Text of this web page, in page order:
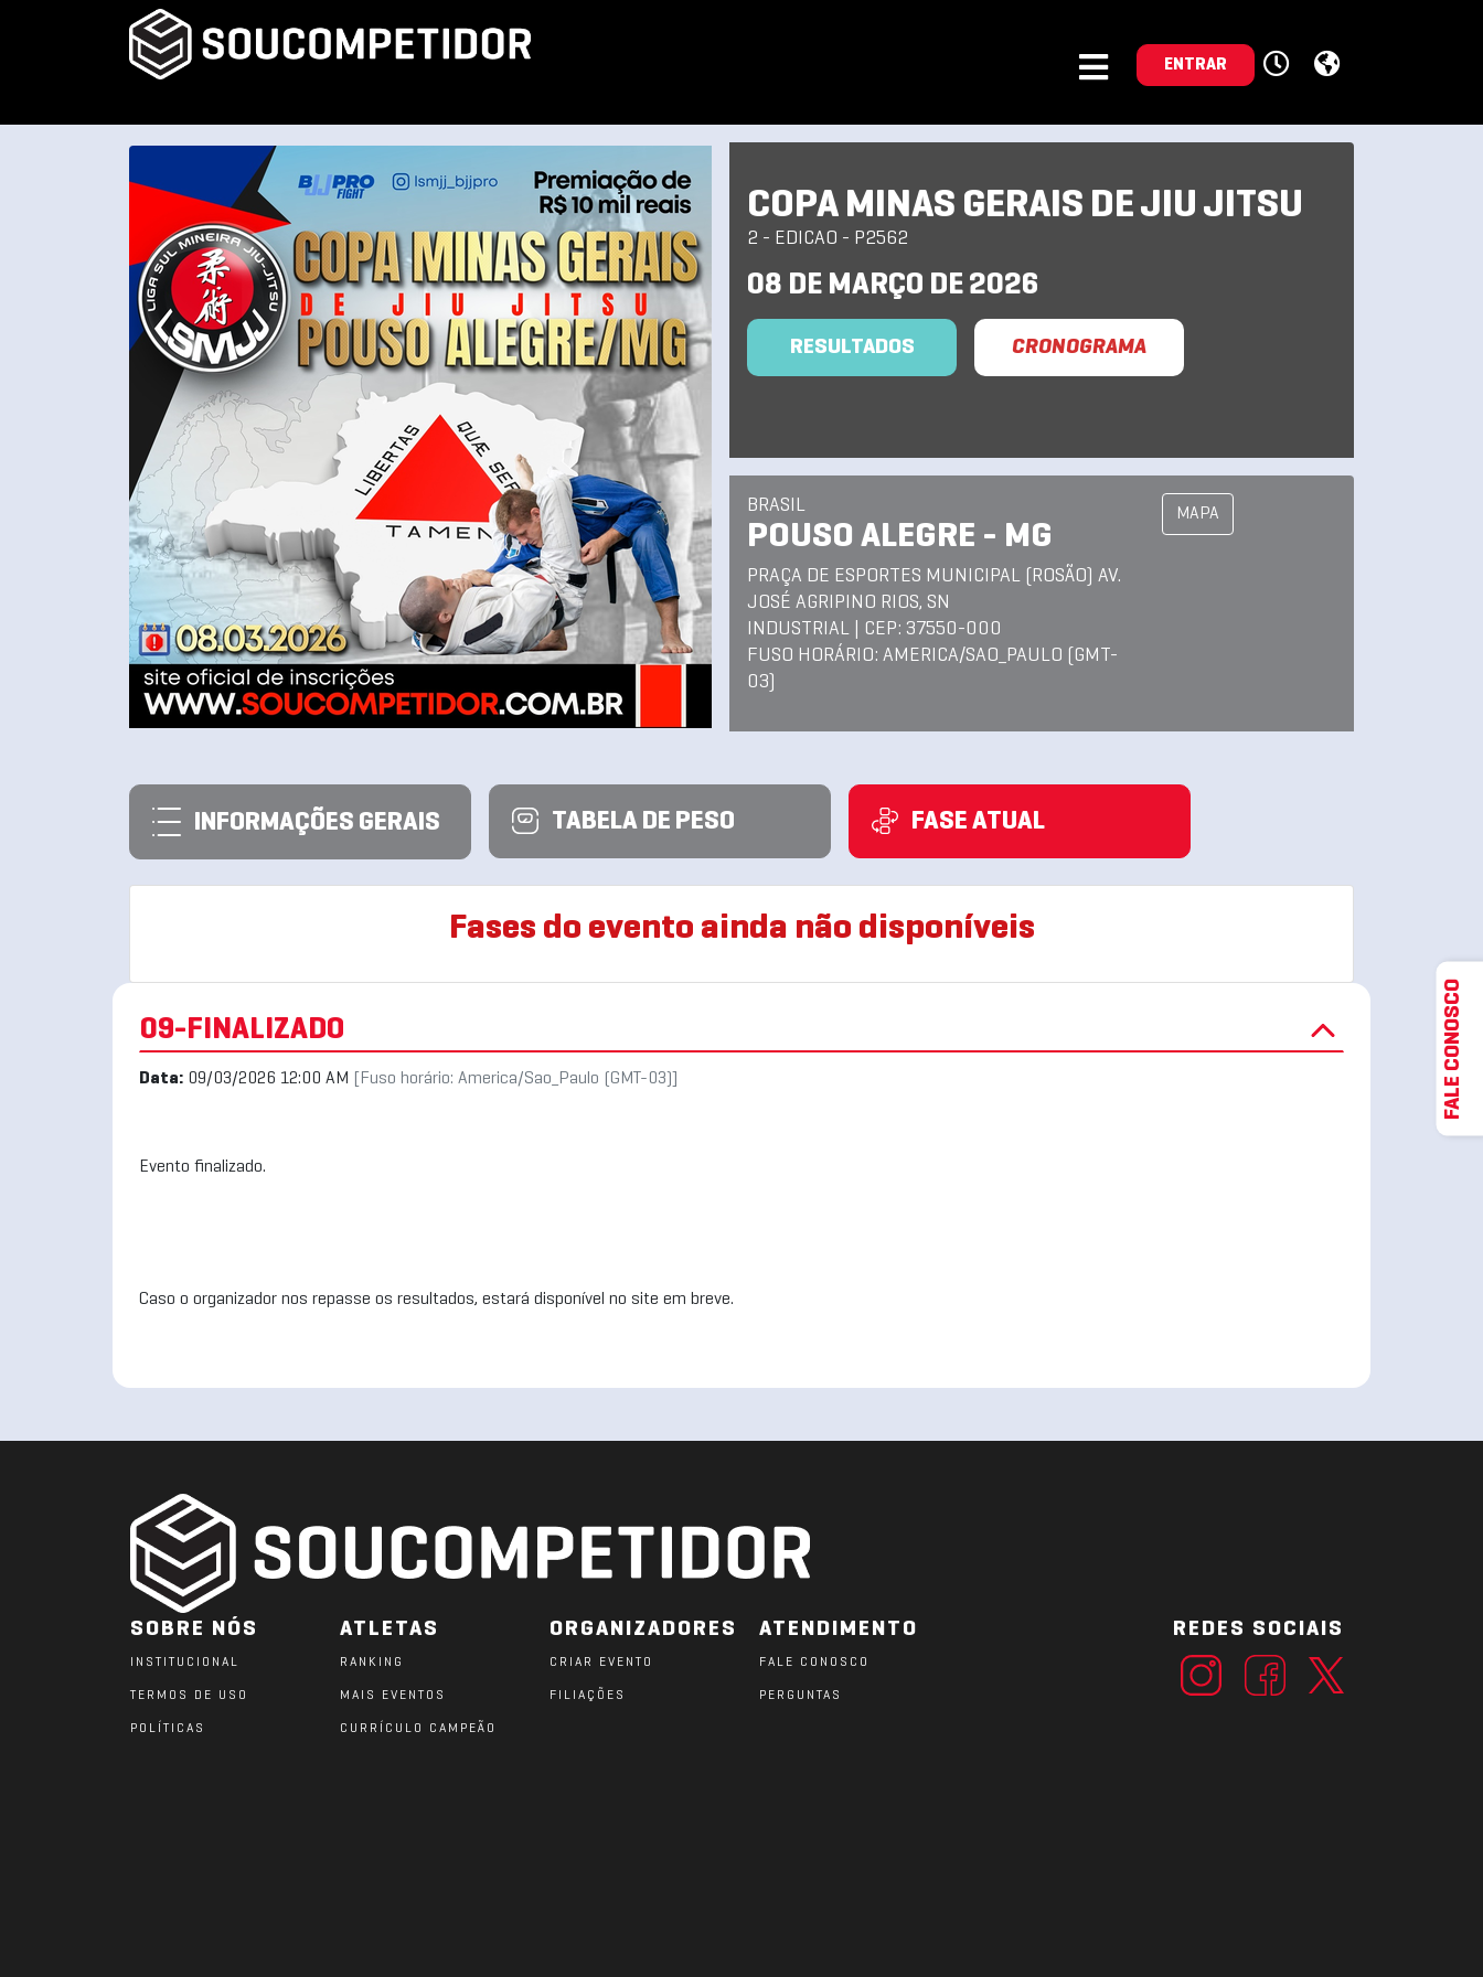
ENTRAR
COPA MINAS GERAIS DE JIU JITSU
2 - EDICAO - P2562
08 DE MARÇO DE 2026
RESULTADOS CRONOGRAMA
BRASIL
POUSO ALEGRE - MG
PRAÇA DE ESPORTES MUNICIPAL (ROSÃO) AV.
JOSÉ AGRIPINO RIOS, SN
INDUSTRIAL | CEP: 37550-000
FUSO HORÁRIO: AMERICA/SAO_PAULO (GMT-
03)
MAPA
INFORMAÇÕES GERAIS TABELA DE PESO FASE ATUAL
Fases do evento ainda não disponíveis
09-FINALIZADO
Data: 09/03/2026 12:00 AM [Fuso horário: America/Sao_Paulo (GMT-03)]
Evento finalizado.
Caso o organizador nos repasse os resultados, estará disponível no site em breve.
SOBRE NÓS
INSTITUCIONAL
TERMOS DE USO
POLÍTICAS
ATLETAS
RANKING
MAIS EVENTOS
CURRÍCULO CAMPEÃO
ORGANIZADORES
CRIAR EVENTO
FILIAÇÕES
ATENDIMENTO
FALE CONOSCO
PERGUNTAS
REDES SOCIAIS
FALE CONOSCO